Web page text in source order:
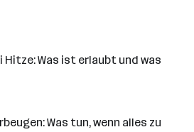
Hitze: Was ist erlaubt und was
Was tun, wenn alles zu